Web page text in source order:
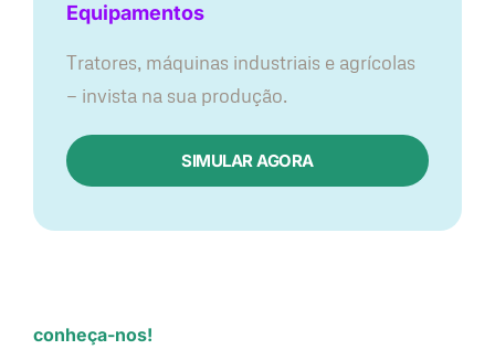
Equipamentos
Tratores, máquinas industriais e agrícolas
— invista na sua produção.
SIMULAR AGORA
conheça-nos!